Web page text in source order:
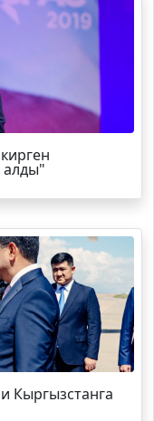
алды"
Кыргызстанга